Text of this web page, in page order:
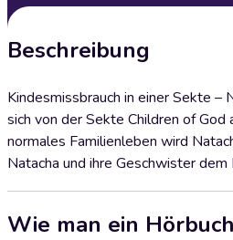
Beschreibung
Kindesmissbrauch in einer Sekte
sich von der Sekte Children of
normales Familienleben wird
Natacha und ihre Geschwister
Wie man ein